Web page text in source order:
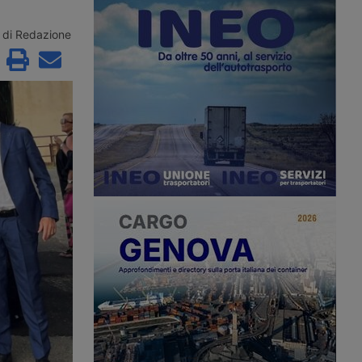
partner italiano della
il proprio ruolo con
nel Centro Italia e
verso il Project
nel trasporto merci e nelle attività
terminalistiche portuali attraverso una
realtà storica del settore.
di Redazione